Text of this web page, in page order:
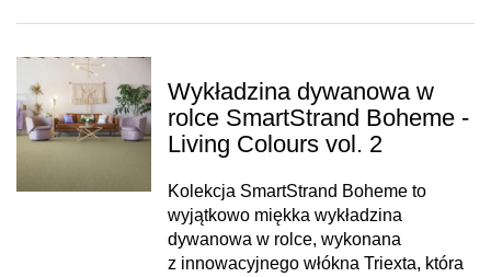
Wykładzina dywanowa w
rolce SmartStrand Boheme -
Living Colours vol. 2
Kolekcja SmartStrand Boheme to
wyjątkowo miękka wykładzina
dywanowa w rolce, wykonana
z innowacyjnego włókna Triexta, która